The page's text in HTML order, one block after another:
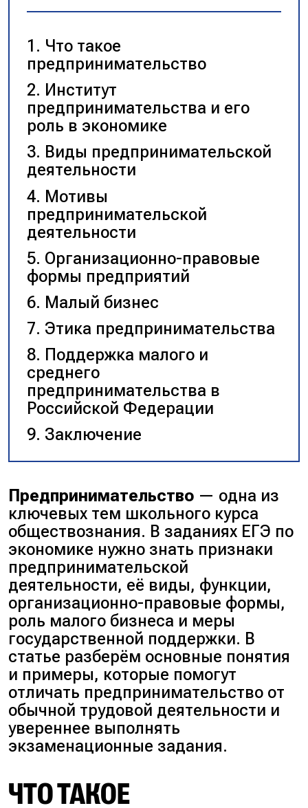
Что такое
предпринимательство
Институт
предпринимательства и его
роль в экономике
Виды предпринимательской
деятельности
Мотивы
предпринимательской
деятельности
Организационно-правовые
формы предприятий
Малый бизнес
Этика предпринимательства
Поддержка малого и
среднего
предпринимательства в
Российской Федерации
Заключение
Предпринимательство — одна из
ключевых тем школьного курса
обществознания. В заданиях ЕГЭ по
экономике нужно знать признаки
предпринимательской
деятельности, её виды, функции,
организационно-правовые формы,
роль малого бизнеса и меры
государственной поддержки. В
статье разберём основные понятия
и примеры, которые помогут
отличать предпринимательство от
обычной трудовой деятельности и
увереннее выполнять
экзаменационные задания.
ЧТО ТАКОЕ